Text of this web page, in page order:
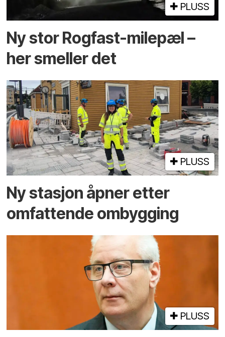
PLUSS
Ny stor Rogfast-milepæl –
her smeller det
PLUSS
Ny stasjon åpner etter
omfattende ombygging
PLUSS